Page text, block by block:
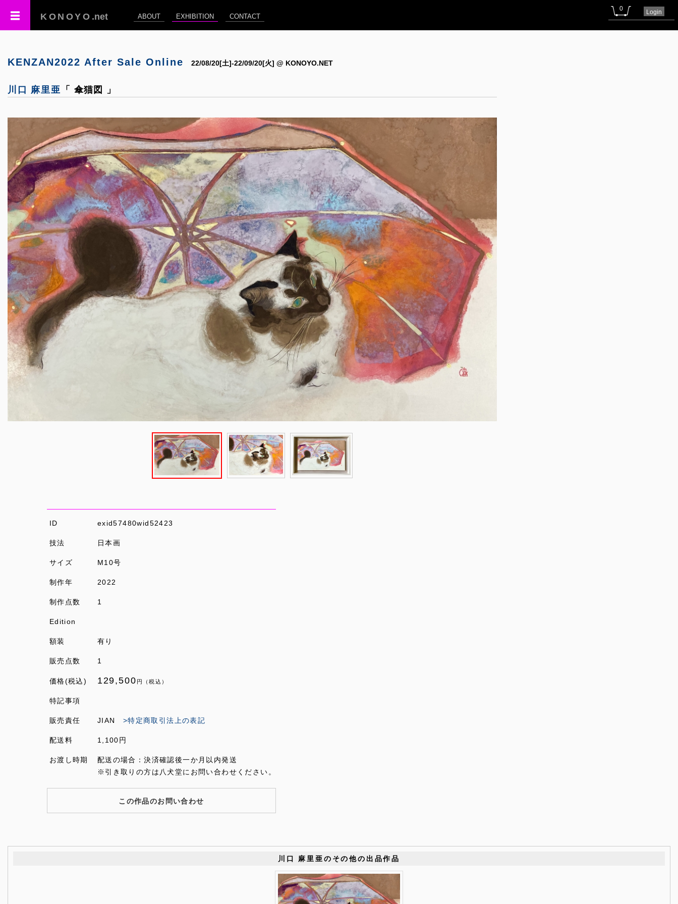
KONOYO .net ABOUT EXHIBITION CONTACT
0 Login
KENZAN2022 After Sale Online 22/08/20[土]-22/09/20[火] @ KONOYO.NET
川口 麻里亜 「 傘猫図 」
ID exid57480wid52423
技法 日本画
サイズ M10号
制作年 2022
制作点数 1
Edition
額装 有り
販売点数 1
価格(税込) 129,500 円（税込）
特記事項
販売責任 JIAN >特定商取引法上の表記
配送料 1,100円
お渡し時期
配送の場合：決済確認後一か月以内発送
※引き取りの方は八犬堂にお問い合わせください。
この作品のお問い合わせ
川口 麻里亜のその他の出品作品